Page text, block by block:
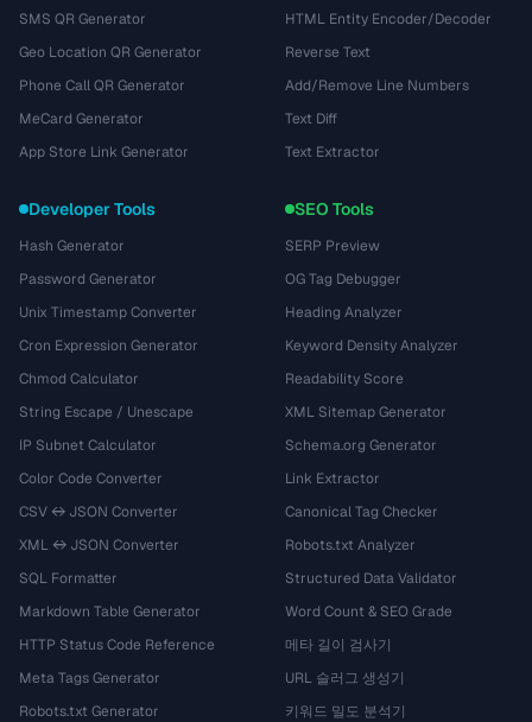
SMS QR Generator
Geo Location QR Generator
Phone Call QR Generator
MeCard Generator
App Store Link Generator
HTML Entity Encoder/Decoder
Reverse Text
Add/Remove Line Numbers
Text Diff
Text Extractor
Developer Tools
Hash Generator
Password Generator
Unix Timestamp Converter
Cron Expression Generator
Chmod Calculator
String Escape / Unescape
IP Subnet Calculator
Color Code Converter
CSV ↔ JSON Converter
XML ↔ JSON Converter
SQL Formatter
Markdown Table Generator
HTTP Status Code Reference
Meta Tags Generator
Robots.txt Generator
SEO Tools
SERP Preview
OG Tag Debugger
Heading Analyzer
Keyword Density Analyzer
Readability Score
XML Sitemap Generator
Schema.org Generator
Link Extractor
Canonical Tag Checker
Robots.txt Analyzer
Structured Data Validator
Word Count & SEO Grade
메타 길이 검사기
URL 슬러그 생성기
키워드 밀도 분석기